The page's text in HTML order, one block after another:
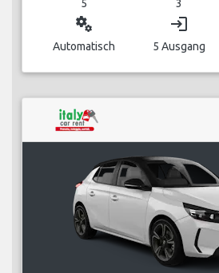
5 3
miscellaneous_services
Automatisch
login
5 Ausgang